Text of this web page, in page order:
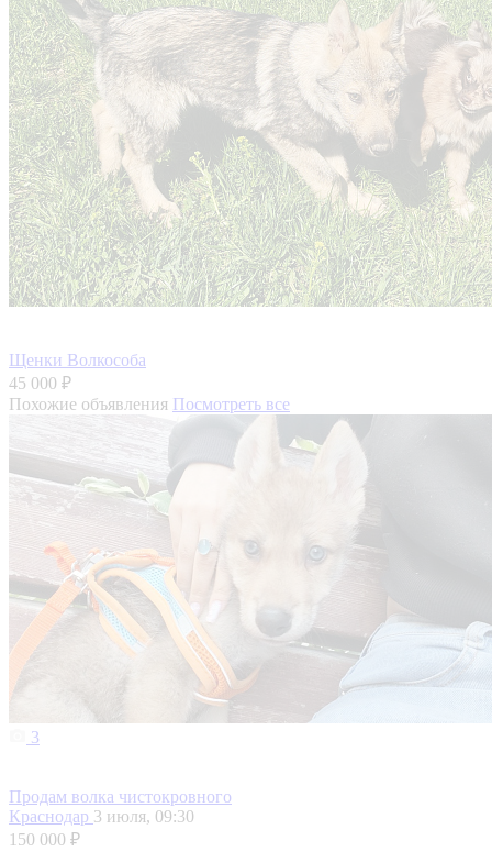
Щенки Волкособа
45 000 ₽
Похожие объявления Посмотреть все
3
Продам волка чистокровного
Краснодар 3 июля, 09:30
150 000 ₽